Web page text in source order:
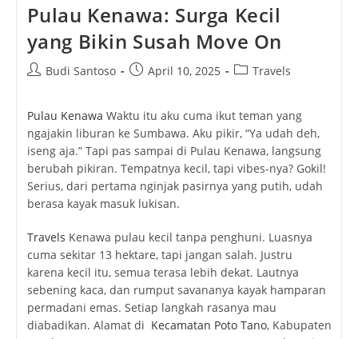
Pulau Kenawa: Surga Kecil
yang Bikin Susah Move On
PostBudi Santoso
PostApril 10, 2025
PostTravels
Pulau Kenawa Waktu itu aku cuma ikut teman yang
ngajakin liburan ke Sumbawa. Aku pikir, “Ya udah deh,
iseng aja.” Tapi pas sampai di Pulau Kenawa, langsung
berubah pikiran. Tempatnya kecil, tapi vibes-nya? Gokil!
Serius, dari pertama nginjak pasirnya yang putih, udah
berasa kayak masuk lukisan.
Travels Kenawa pulau kecil tanpa penghuni. Luasnya
cuma sekitar 13 hektare, tapi jangan salah. Justru
karena kecil itu, semua terasa lebih dekat. Lautnya
sebening kaca, dan rumput savananya kayak hamparan
permadani emas. Setiap langkah rasanya mau
diabadikan. Alamat di Kecamatan Poto Tano, Kabupaten